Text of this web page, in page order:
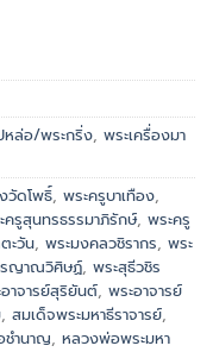
หล่อ/พระกริ่ง, พระเครื่องมา
วัดโพธิ์, พระครูบาเทือง,
ครูสุนทรธรรมาภิรักษ์, พระครู
ะวัน, พระมงคลวชิรากร, พระ
รญาณวิศิษฏ์, พระสุธีวชิร
าจารย์สุริยันต์, พระอาจารย์
, สมเด็จพระมหาธีราจารย์,
ำนาญ, หลวงพ่อพระมหา